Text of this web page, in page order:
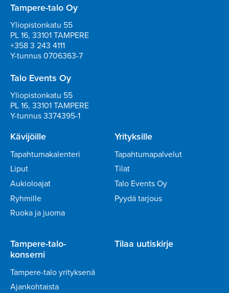
Tampere-talo Oy
Yliopistonkatu 55
PL 16, 33101 TAMPERE
+358 3 243 4111
Y-tunnus 0706363-7
Talo Events Oy
Yliopistonkatu 55
PL 16, 33101 TAMPERE
Y-tunnus 3374395-1
Kävijöille
Tapahtumakalenteri
Liput
Aukioloajat
Ryhmille
Ruoka ja juoma
Yrityksille
Tapahtumapalvelut
Tilat
Talo Events Oy
Pyydä tarjous
Tampere-talo-
konserni
Tampere-talo yrityksenä
Ajankohtaista
Tilaa uutiskirje